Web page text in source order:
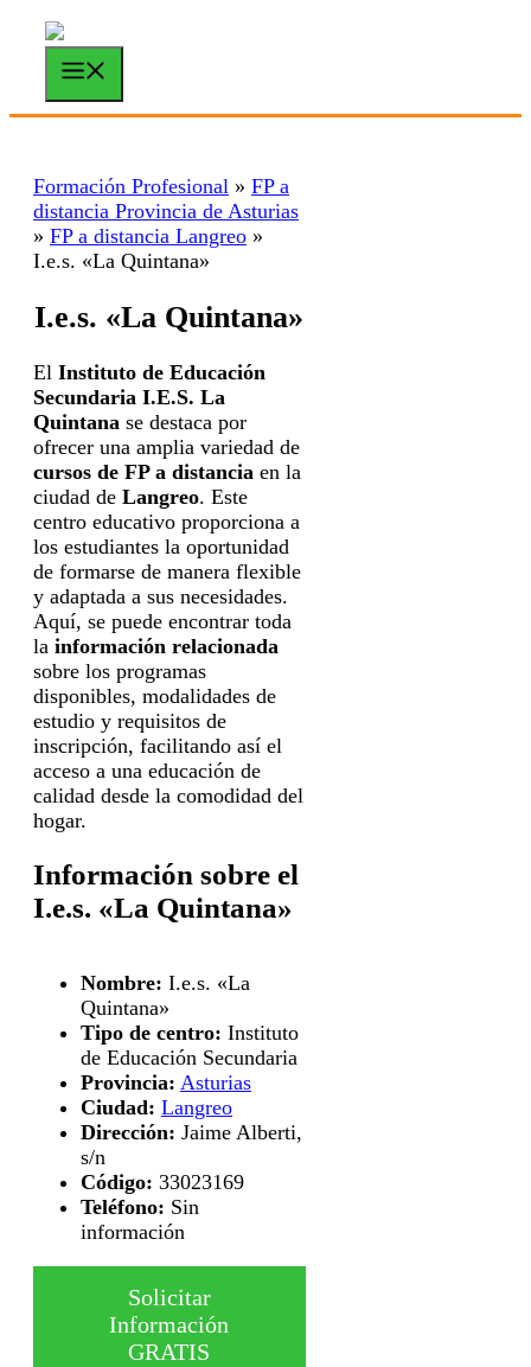
Saltar
contenido
Formación Profesional » FP a
distancia Provincia de Asturias
» FP a distancia Langreo »
I.e.s. «La Quintana»
I.e.s. «La Quintana»
El Instituto de Educación
Secundaria I.E.S. La
Quintana se destaca por
ofrecer una amplia variedad de
cursos de FP a distancia en la
ciudad de Langreo. Este
centro educativo proporciona a
los estudiantes la oportunidad
de formarse de manera flexible
y adaptada a sus necesidades.
Aquí, se puede encontrar toda
la información relacionada
sobre los programas
disponibles, modalidades de
estudio y requisitos de
inscripción, facilitando así el
acceso a una educación de
calidad desde la comodidad del
hogar.
Información sobre el
I.e.s. «La Quintana»
Nombre: I.e.s. «La
Quintana»
Tipo de centro: Instituto
de Educación Secundaria
Provincia: Asturias
Ciudad: Langreo
Dirección: Jaime Alberti,
s/n
Código: 33023169
Teléfono: Sin
información
Solicitar
Información
GRATIS